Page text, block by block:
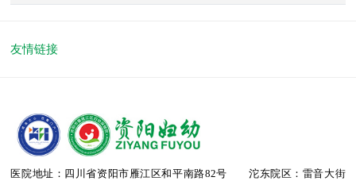
友情链接
医院地址：四川省资阳市雁江区和平南路82号 沱东院区：雷音大街